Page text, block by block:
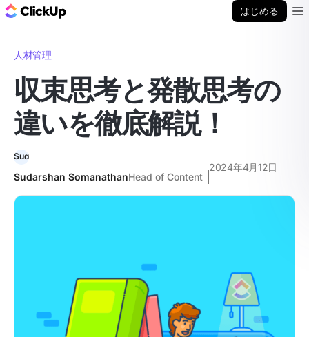
はじめる
人材管理
収束思考と発散思考の
違いを徹底解説！
Sudarshan SomanathanHead of Content
2024年4月12日